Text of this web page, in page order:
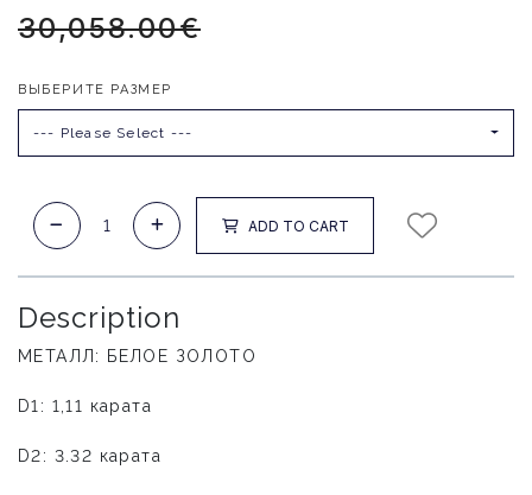
30,058.00€
ВЫБЕРИТЕ РАЗМЕР
--- Please Select ---
ADD TO CART
Description
МЕТАЛЛ: БЕЛОЕ ЗОЛОТО
D1: 1,11 карата
D2: 3.32 карата